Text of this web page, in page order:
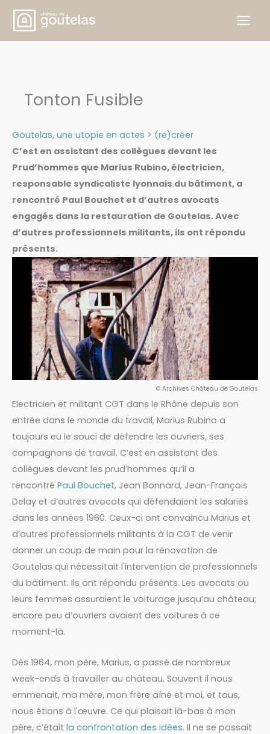
Aller
contenu
Tonton Fusible
Goutelas, une utopie en actes > (re)créer
C’est en assistant des collègues devant les
Prud’hommes que Marius Rubino, électricien,
responsable syndicaliste lyonnais du bâtiment, a
rencontré Paul Bouchet et d’autres avocats
engagés dans la restauration de Goutelas. Avec
d’autres professionnels militants, ils ont répondu
présents.
© Archives Château de Goutelas
Electricien et militant CGT dans le Rhône depuis son
entrée dans le monde du travail, Marius Rubino a
toujours eu le souci de défendre les ouvriers, ses
compagnons de travail. C’est en assistant des
collègues devant les prud’hommes qu’il a
rencontré Paul Bouchet, Jean Bonnard, Jean-François
Delay et d’autres avocats qui défendaient les salariés
dans les années 1960. Ceux-ci ont convaincu Marius et
d’autres professionnels militants à la CGT de venir
donner un coup de main pour la rénovation de
Goutelas qui nécessitait l'intervention de professionnels
du bâtiment. Ils ont répondu présents. Les avocats ou
leurs femmes assuraient le voiturage jusqu’au château;
encore peu d’ouvriers avaient des voitures à ce
moment-là.
Dès 1964, mon père, Marius, a passé de nombreux
week-ends à travailler au château. Souvent il nous
emmenait, ma mère, mon frère aîné et moi, et tous,
nous étions à l'œuvre. Ce qui plaisait là-bas à mon
père, c’était la confrontation des idées. Il ne se passait